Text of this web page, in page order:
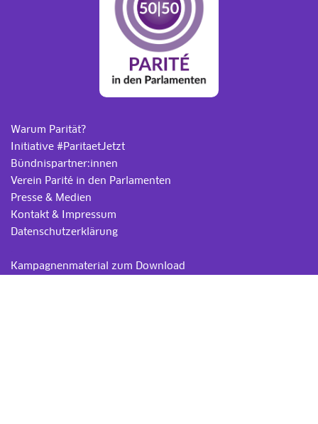
Warum Parität?
Initiative #ParitaetJetzt
Bündnispartner:innen
Verein Parité in den Parlamenten
Presse & Medien
Kontakt & Impressum
Datenschutzerklärung
Kampagnenmaterial zum Download